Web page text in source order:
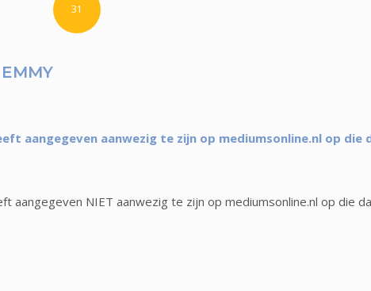
31
aangegeven aanwezig te zijn op mediumsonline.nl op die
aangegeven NIET aanwezig te zijn op mediumsonline.nl op die